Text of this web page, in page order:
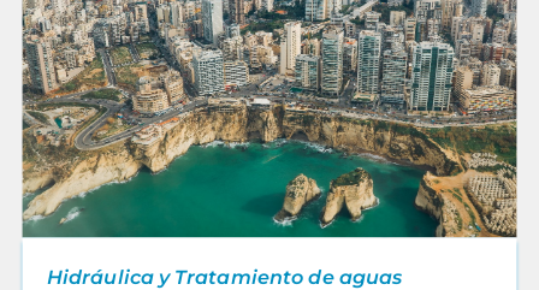
Hidráulica y Tratamiento de aguas